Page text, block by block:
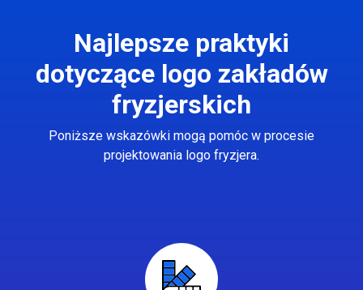
Najlepsze praktyki
dotyczące logo zakładów
fryzjerskich
Poniższe wskazówki mogą pomóc w procesie
projektowania logo fryzjera.